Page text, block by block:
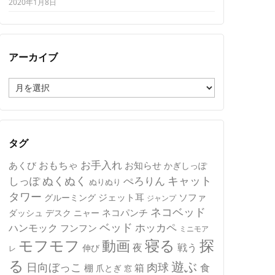
2020年1月8日
アーカイブ
ー
カ
イ
タグ
あくび おもちゃ お手入れ お知らせ かぎしっぽ
しっぽ ぬくぬく ぬりぬり ぺろりん キャット
タワー グルーミング ジェット耳 ジャンプ ソファ
ダッシュ デスク ニャー ネコパンチ ネコベッド
ハンモック フンフン ベッド ホッカペ ミニモア
レ モフモフ 伸び 動画 夜 寝る 戦う 探
る 日向ぼっこ 棚 爪とぎ 窓 箱 肉球 遊ぶ 食